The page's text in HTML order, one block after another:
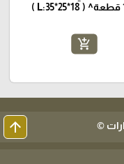
add_shopping_cart
©
arrow_upward